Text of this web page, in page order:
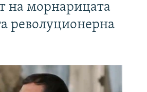
на морнарицата
револуционерна